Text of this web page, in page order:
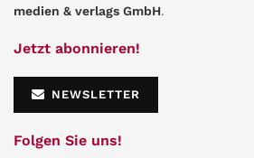
medien & verlags GmbH.
Jetzt abonnieren!
NEWSLETTER
Folgen Sie uns!